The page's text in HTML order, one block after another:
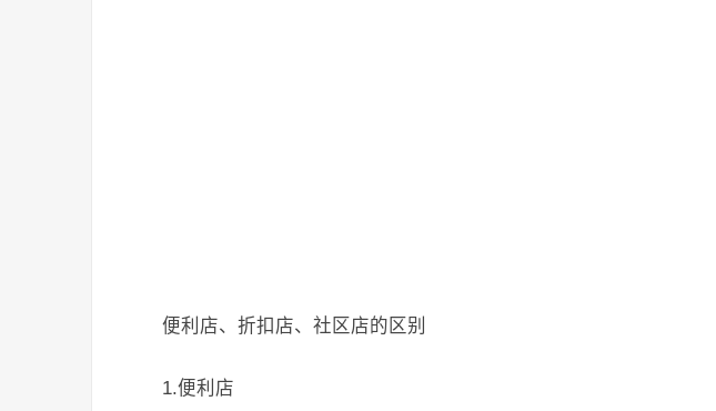
便利店、折扣店、社区店的区别
1.便利店